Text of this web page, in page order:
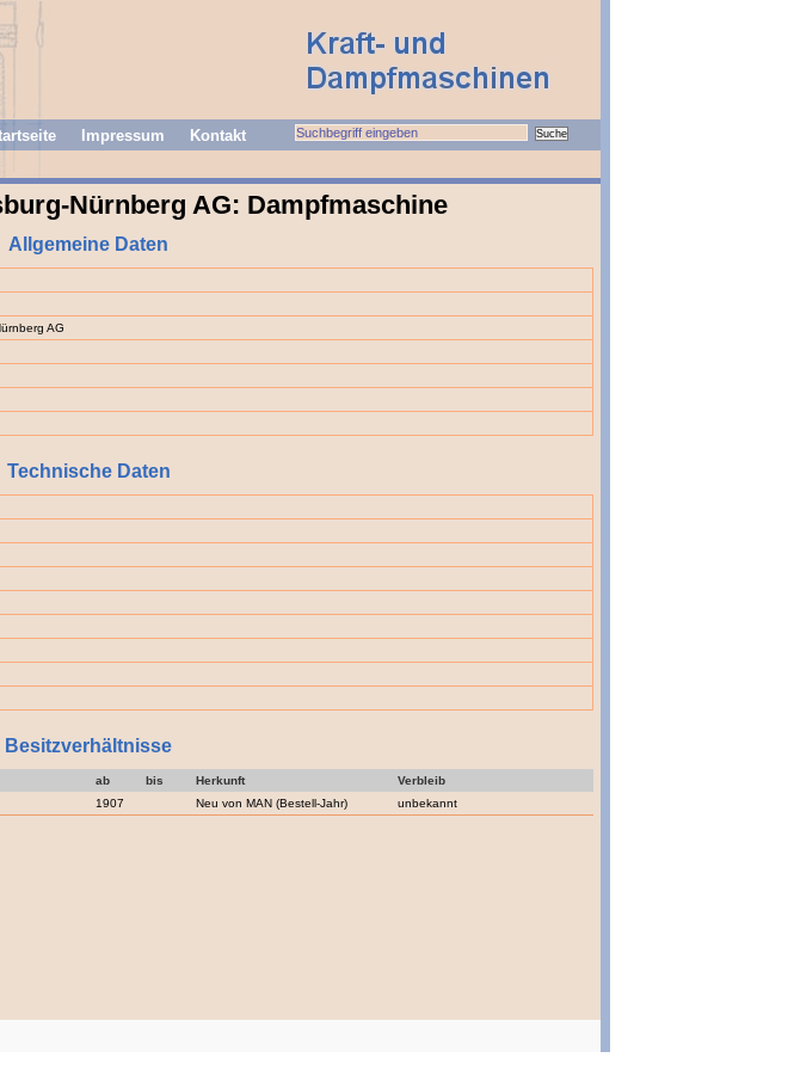
Impressum Kontakt
Nürnberg AG: Dampfmaschine
Allgemeine Daten
AG
Technische Daten
Besitzverhältnisse
ab bis Herkunft
Verbleib
1907 Neu von MAN (Bestell-Jahr) unbekannt